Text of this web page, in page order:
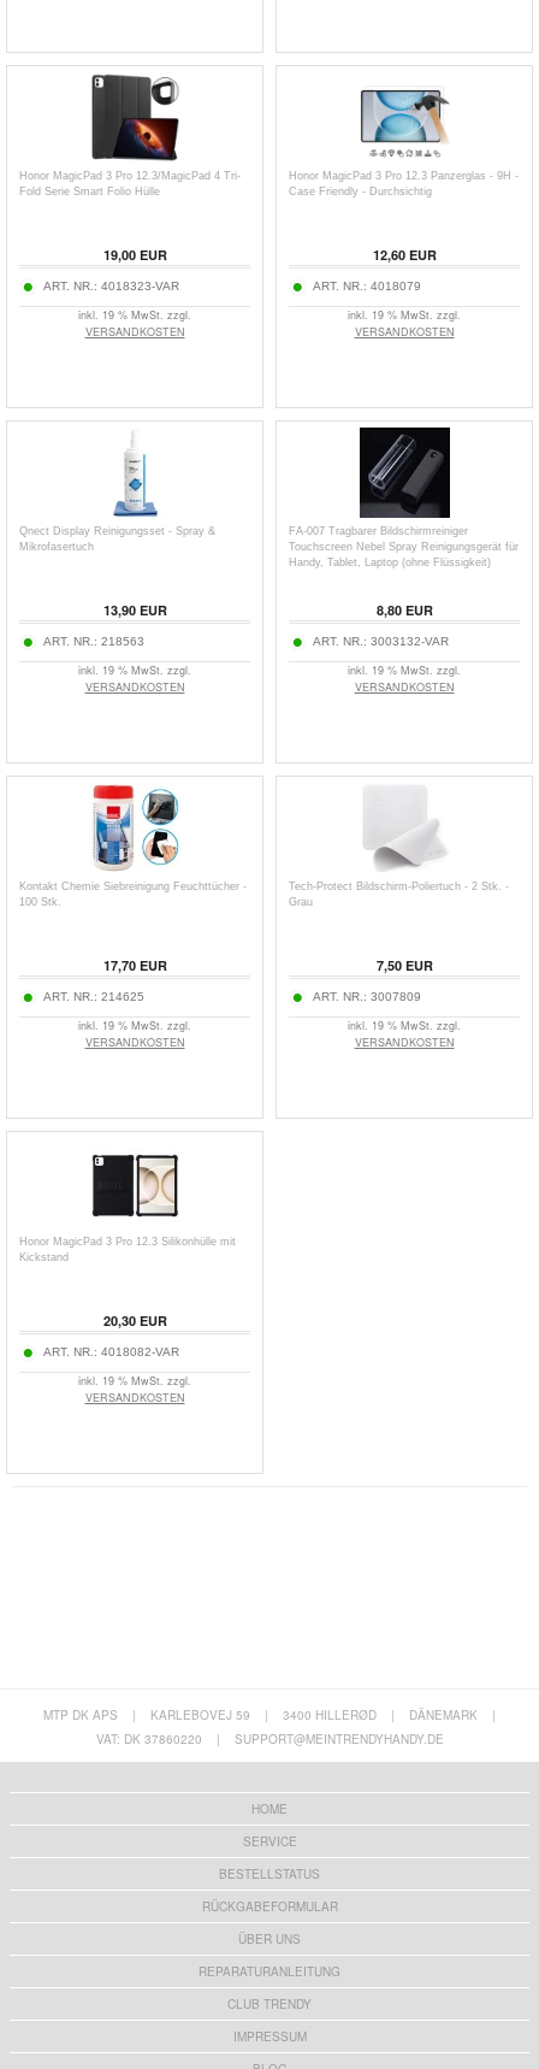
Honor MagicPad 3 Pro 12.3/MagicPad 4 Tri-
Fold Serie Smart Folio Hülle
19,00EUR
ART. NR.: 4018323-VAR
inkl. 19 % MwSt. zzgl.
VERSANDKOSTEN
Honor MagicPad 3 Pro 12.3 Panzerglas - 9H -
Case Friendly - Durchsichtig
12,60EUR
ART. NR.: 4018079
inkl. 19 % MwSt. zzgl.
VERSANDKOSTEN
Qnect Display Reinigungsset - Spray &
Mikrofasertuch
13,90EUR
ART. NR.: 218563
inkl. 19 % MwSt. zzgl.
VERSANDKOSTEN
FA-007 Tragbarer Bildschirmreiniger
Touchscreen Nebel Spray Reinigungsgerät für
Handy, Tablet, Laptop (ohne Flüssigkeit)
8,80EUR
ART. NR.: 3003132-VAR
inkl. 19 % MwSt. zzgl.
VERSANDKOSTEN
Kontakt Chemie Siebreinigung Feuchttücher -
100 Stk.
17,70EUR
ART. NR.: 214625
inkl. 19 % MwSt. zzgl.
VERSANDKOSTEN
Tech-Protect Bildschirm-Poliertuch - 2 Stk. -
Grau
7,50EUR
ART. NR.: 3007809
inkl. 19 % MwSt. zzgl.
VERSANDKOSTEN
Honor MagicPad 3 Pro 12.3 Silikonhülle mit
Kickstand
20,30EUR
ART. NR.: 4018082-VAR
inkl. 19 % MwSt. zzgl.
VERSANDKOSTEN
MTP DK APS | KARLEBOVEJ 59 | 3400 HILLERØD | DÄNEMARK
|
VAT: DK 37860220
| SUPPORT@MEINTRENDYHANDY.DE
HOME
SERVICE
BESTELLSTATUS
RÜCKGABEFORMULAR
ÜBER UNS
REPARATURANLEITUNG
CLUB TRENDY
IMPRESSUM